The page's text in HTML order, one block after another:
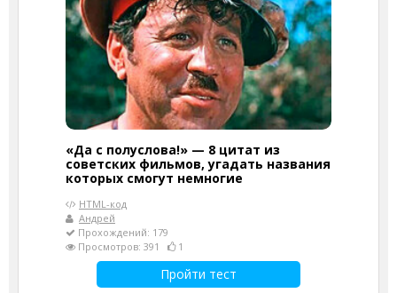
«Да с полуслова!» — 8 цитат из
советских фильмов, угадать названия
которых смогут немногие
HTML-код
Андрей
Прохождений: 179
Просмотров: 391
1
Пройти тест